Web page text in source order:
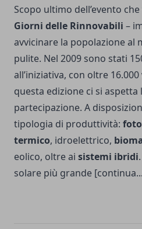
Scopo ultimo dell’evento
Giorni delle Rinnovabili –
avvicinare la popolazione al
pulite. Nel 2009 sono stati
all’iniziativa, con oltre
questa edizione ci si aspetta
partecipazione. A
tipologia di produttività:
termico, idroelettrico,
eolico, oltre ai sistemi ibridi
solare più grande